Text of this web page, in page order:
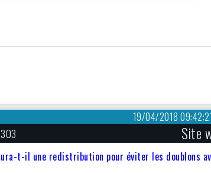
19/04/2018
Site
t-il une redistribution pour éviter les doublons